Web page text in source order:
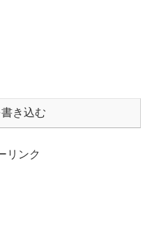
き込む
リンク